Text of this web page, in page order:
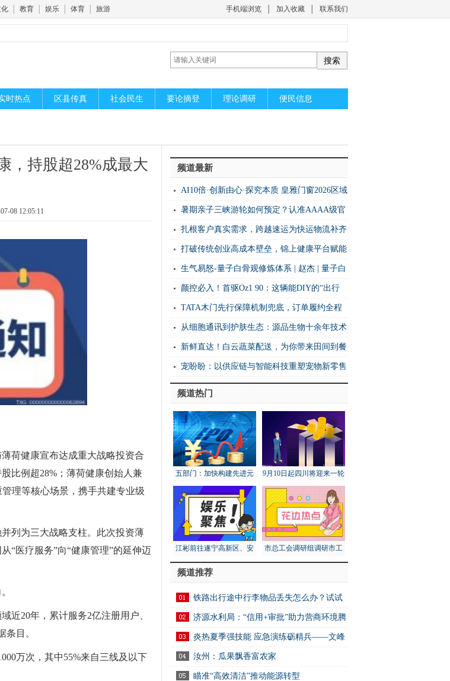
教育 娱乐 体育 旅游 手机端浏览 加入收藏 联系我们
时热点 区县传真 社会民生 要论摘登 理论调研 便民信息
，持股超28%成最大
08 12:05:11
荷健康宣布达成重大战略投资合
比例超28%；薄荷健康创始人兼
理等核心场景，携手共建专业级
列为三大战略支柱。此次投资薄
“医疗服务”向“健康管理”的延伸迈
近20年，累计服务2亿注册用户、
条目。
万次，其中55%来自三线及以下
频道最新
AI10倍·创新由心·探究本质 皇雅门窗2026区域
分工厂创富峰会圆满收官
暑期亲子三峡游轮如何预定？认准AAAA级官
方代理重庆海峡国际旅行社
​扎根客户真实需求，跨越速运为快运物流补齐
实用配套
打破传统创业高成本壁垒，锦上健康平台赋能
十万人实现身份蜕变
生气易怒-量子白骨观修炼体系 | 赵杰 | 量子白
骨观颜控必入！首驱Oz1 90：这辆能DIY的“出行
搭子”，让女生一眼就心动
TATA木门先行保障机制兜底，订单履约全程
无忧从细胞通讯到护肤生态：源品生物十余年技术
积淀如何凝练为源胞递质？
新鲜直达！白云蔬菜配送，为你带来田间到餐
桌的极致鲜享！
宠盼盼：以供应链与智能科技重塑宠物新零售
格局
频道热门
五部门：加快构建先进元
宇宙技术和产业体系
9月10日起四川将迎来一轮
降雨
江彬前往遂宁高新区、安
居区调研第五次全国经济
普查工作
市总工会调研组调研市工
人文化宫项目建设安全工
频道推荐
铁路出行途中行李物品丢失怎么办？试试
用12306App找回
济源水利局：“信用+审批”助力营商环境腾
炎热夏季强技能 应急演练砺精兵——文峰
区万达商业服务中心开展消防应急演练活动
汝州：瓜果飘香富农家
瞄准“高效清洁”推动能源转型